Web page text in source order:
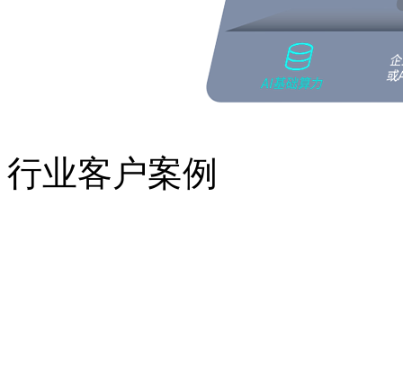
行业客户案例